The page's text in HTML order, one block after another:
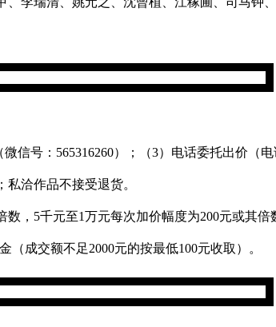
信号：565316260）；（3）电话委托出价（电
洽作品不接受退货。
，5千元至1万元每次加价幅度为200元或其倍
成交额不足2000元的按最低100元收取）。